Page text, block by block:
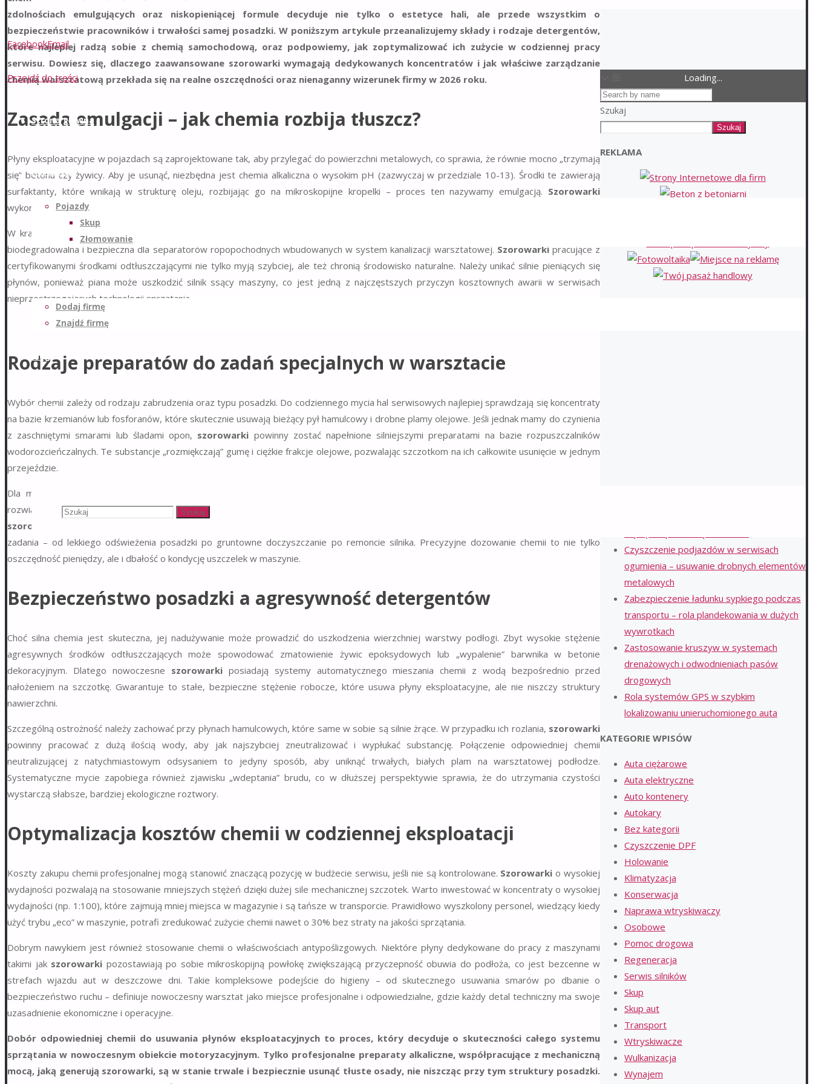
FacebookEmail
Przejdź do treści
Strona główna
Partnerzy
Pojazdy
Skup
Złomowanie
Firmy
Dodaj firmę
Znajdź firmę
Blog
Współpraca
Szukaj
zdolnościach emulgujących oraz niskopieniącej formule decyduje nie tylko o estetyce hali, ale przede wszystkim o
bezpieczeństwie pracowników i trwałości samej posadzki. W poniższym artykule przeanalizujemy składy i rodzaje detergentów,
które najlepiej radzą sobie z chemią samochodową, oraz podpowiemy, jak zoptymalizować ich zużycie w codziennej pracy
serwisu. Dowiesz się, dlaczego zaawansowane szorowarki wymagają dedykowanych koncentratów i jak właściwe zarządzanie
chemią warsztatową przekłada się na realne oszczędności oraz nienaganny wizerunek firmy w 2026 roku.
Zasada emulgacji – jak chemia rozbija tłuszcz?
Płyny eksploatacyjne w pojazdach są zaprojektowane tak, aby przylegać do powierzchni metalowych, co sprawia, że równie mocno „trzymają
się” betonu czy żywicy. Aby je usunąć, niezbędna jest chemia alkaliczna o wysokim pH (zazwyczaj w przedziale 10-13). Środki te zawierają
surfaktanty, które wnikają w strukturę oleju, rozbijając go na mikroskopijne kropelki – proces ten nazywamy emulgacją. Szorowarki
wykorzystują ten moment, mechanicznie odrywając zawiesinę od podłoża, co pozwala na jej skuteczne zassanie do zbiornika brudnej wody.
W krajach o rygorystycznych normach środowiskowych, takich jak Niemcy, kładzie się ogromny nacisk na to, aby stosowana chemia była
biodegradowalna i bezpieczna dla separatorów ropopochodnych wbudowanych w system kanalizacji warsztatowej. Szorowarkipracujące z
certyfikowanymi środkami odtłuszczającymi nie tylko myją szybciej, ale też chronią środowisko naturalne. Należy unikać silnie pieniących się
płynów, ponieważ piana może uszkodzić silnik ssący maszyny, co jest jedną z najczęstszych przyczyn kosztownych awarii w serwisach
nieprzestrzegających technologii sprzątania.
Rodzaje preparatów do zadań specjalnych w warsztacie
Wybór chemii zależy od rodzaju zabrudzenia oraz typu posadzki. Do codziennego mycia hal serwisowych najlepiej sprawdzają się koncentraty
na bazie krzemianów lub fosforanów, które skutecznie usuwają bieżący pył hamulcowy i drobne plamy olejowe. Jeśli jednak mamy do czynienia
z zaschniętymi smarami lub śladami opon, szorowarki powinny zostać napełnione silniejszymi preparatami na bazie rozpuszczalników
wodorozcieńczalnych. Te substancje „rozmiękczają” gumę i ciężkie frakcje olejowe, pozwalając szczotkom na ich całkowite usunięcie w jednym
przejeździe.
Dla mniejszych warsztatów, które borykają się z problemem doboru odpowiedniej chemii do różnych typów zabrudzeń, optymalnym
rozwiązaniem może byćwynajem szorowarek
szorowarek
zadania – od lekkiego odświeżenia posadzki po gruntowne doczyszczanie po remoncie silnika. Precyzyjne dozowanie chemii to nie tylko
oszczędność pieniędzy, ale i dbałość o kondycję uszczelek w maszynie.
Bezpieczeństwo posadzki a agresywność detergentów
Choć silna chemia jest skuteczna, jej nadużywanie może prowadzić do uszkodzenia wierzchniej warstwy podłogi. Zbyt wysokie stężenie
agresywnych środków odtłuszczających może spowodować zmatowienie żywic epoksydowych lub „wypalenie” barwnika w betonie
dekoracyjnym. Dlatego nowoczesne szorowarkiposiadają systemy automatycznego mieszania chemii z wodą bezpośrednio przed
nałożeniem na szczotkę. Gwarantuje to stałe, bezpieczne stężenie robocze, które usuwa płyny eksploatacyjne, ale nie niszczy struktury
nawierzchni.
Szczególną ostrożność należy zachować przy płynach hamulcowych, które same w sobie są silnie żrące. W przypadku ich rozlania, szorowarki
powinny pracować z dużą ilością wody, aby jak najszybciej zneutralizować i wypłukać substancję. Połączenie odpowiedniej chemii
neutralizującej z natychmiastowym odsysaniem to jedyny sposób, aby uniknąć trwałych, białych plam na warsztatowej podłodze.
Systematyczne mycie zapobiega również zjawisku „wdeptania” brudu, co w dłuższej perspektywie sprawia, że do utrzymania czystości
wystarczą słabsze, bardziej ekologiczne roztwory.
Optymalizacja kosztów chemii w codziennej eksploatacji
Koszty zakupu chemii profesjonalnej mogą stanowić znaczącą pozycję w budżecie serwisu, jeśli nie są kontrolowane. Szorowarki o wysokiej
wydajności pozwalają na stosowanie mniejszych stężeń dzięki dużej sile mechanicznej szczotek. Warto inwestować w koncentraty o wysokiej
wydajności (np. 1:100), które zajmują mniej miejsca w magazynie i są tańsze w transporcie. Prawidłowo wyszkolony personel, wiedzący kiedy
użyć trybu „eco” w maszynie, potrafi zredukować zużycie chemii nawet o 30% bez straty na jakości sprzątania.
Dobrym nawykiem jest również stosowanie chemii o właściwościach antypoślizgowych. Niektóre płyny dedykowane do pracy z maszynami
takimi jak szorowarki pozostawiają po sobie mikroskopijną powłokę zwiększającą przyczepność obuwia do podłoża, co jest bezcenne w
strefach wjazdu aut w deszczowe dni. Takie kompleksowe podejście do higieny – od skutecznego usuwania smarów po dbanie o
bezpieczeństwo ruchu – definiuje nowoczesny warsztat jako miejsce profesjonalne i odpowiedzialne, gdzie każdy detal techniczny ma swoje
uzasadnienie ekonomiczne i operacyjne.
Dobór odpowiedniej chemii do usuwania płynów eksploatacyjnych to proces, który decyduje o skuteczności całego systemu
sprzątania w nowoczesnym obiekcie motoryzacyjnym. Tylko profesjonalne preparaty alkaliczne, współpracujące z mechaniczną
mocą, jaką generują szorowarki, są w stanie trwale i bezpiecznie usunąć tłuste osady, nie niszcząc przy tym struktury posadzki.
Loading...
Szukaj
Szukaj
REKLAMA
Czyszczenie podjazdów w serwisach
ogumienia – usuwanie drobnych elementów
metalowych
Zabezpieczenie ładunku sypkiego podczas
transportu – rola plandekowania w dużych
wywrotkach
Zastosowanie kruszyw w systemach
drenażowych i odwodnieniach pasów
drogowych
Rola systemów GPS w szybkim
lokalizowaniu unieruchomionego auta
KATEGORIE WPISÓW
Auta ciężarowe
Auta elektryczne
Auto kontenery
Autokary
Bez kategorii
Czyszczenie DPF
Holowanie
Klimatyzacja
Konserwacja
Naprawa wtryskiwaczy
Osobowe
Pomoc drogowa
Regeneracja
Serwis silników
Skup
Skup aut
Transport
Wtryskiwacze
Wulkanizacja
Wynajem